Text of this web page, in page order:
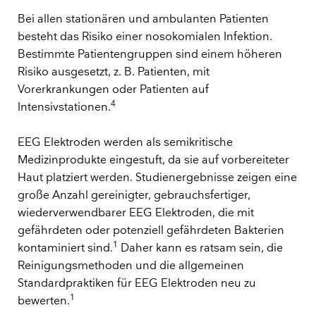
Bei allen stationären und ambulanten Patienten
besteht das Risiko einer nosokomialen Infektion.
Bestimmte Patientengruppen sind einem höheren
Risiko ausgesetzt, z. B. Patienten, mit
Vorerkrankungen oder Patienten auf
Intensivstationen.4
EEG Elektroden werden als semikritische
Medizinprodukte eingestuft, da sie auf vorbereiteter
Haut platziert werden. Studienergebnisse zeigen eine
große Anzahl gereinigter, gebrauchsfertiger,
wiederverwendbarer EEG Elektroden, die mit
gefährdeten oder potenziell gefährdeten Bakterien
kontaminiert sind.1 Daher kann es ratsam sein, die
Reinigungsmethoden und die allgemeinen
Standardpraktiken für EEG Elektroden neu zu
bewerten.1